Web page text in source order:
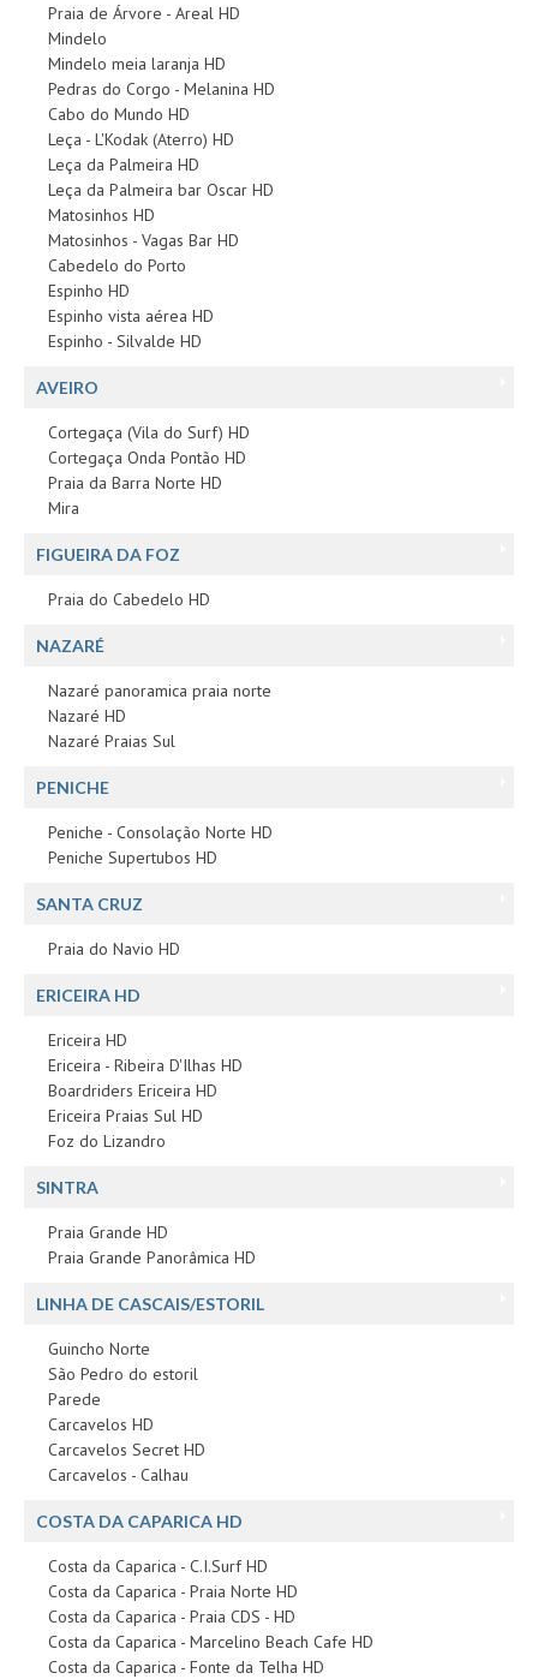
Praia de Árvore - Areal HD
Mindelo
Mindelo meia laranja HD
Pedras do Corgo - Melanina HD
Cabo do Mundo HD
Leça - L'Kodak (Aterro) HD
Leça da Palmeira HD
Leça da Palmeira bar Oscar HD
Matosinhos HD
Matosinhos - Vagas Bar HD
Cabedelo do Porto
Espinho HD
Espinho vista aérea HD
Espinho - Silvalde HD
AVEIRO
Cortegaça (Vila do Surf) HD
Cortegaça Onda Pontão HD
Praia da Barra Norte HD
Mira
FIGUEIRA DA FOZ
Praia do Cabedelo HD
NAZARÉ
Nazaré panoramica praia norte
Nazaré HD
Nazaré Praias Sul
PENICHE
Peniche - Consolação Norte HD
Peniche Supertubos HD
SANTA CRUZ
Praia do Navio HD
ERICEIRA HD
Ericeira HD
Ericeira - Ribeira D'Ilhas HD
Boardriders Ericeira HD
Ericeira Praias Sul HD
Foz do Lizandro
SINTRA
Praia Grande HD
Praia Grande Panorâmica HD
LINHA DE CASCAIS/ESTORIL
Guincho Norte
São Pedro do estoril
Parede
Carcavelos HD
Carcavelos Secret HD
Carcavelos - Calhau
COSTA DA CAPARICA HD
Costa da Caparica - C.I.Surf HD
Costa da Caparica - Praia Norte HD
Costa da Caparica - Praia CDS - HD
Costa da Caparica - Marcelino Beach Cafe HD
Costa da Caparica - Fonte da Telha HD